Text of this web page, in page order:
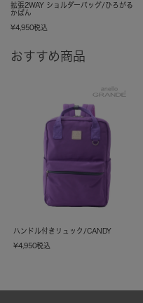
拡張2WAY ショルダーバッグ/ひろがる
かばん
¥4,950税込
おすすめ商品
ハンドル付きリュック/CANDY
¥4,950税込